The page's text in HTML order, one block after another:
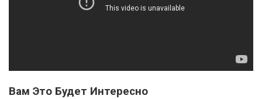
Вам Это Будет Интересно